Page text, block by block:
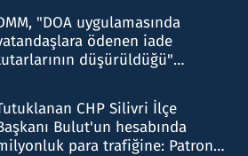
"DOA uygulamasında
ödenen iade
düşürüldüğü"
CHP Silivri İlçe
Bulut'un hesabında
para trafiğine: Patron